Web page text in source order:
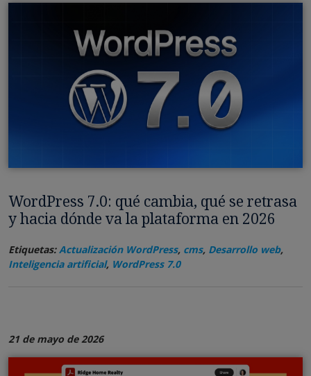
WordPress 7.0: qué cambia, qué se retrasa
y hacia dónde va la plataforma en 2026
Etiquetas:Actualización WordPress, cms, Desarrollo web,
Inteligencia artificial, WordPress 7.0
21 de mayo de 2026